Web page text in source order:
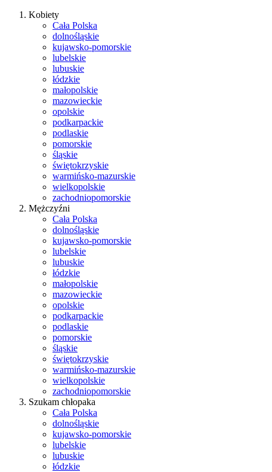
Kobiety
Cała Polska
dolnośląskie
kujawsko-pomorskie
lubelskie
lubuskie
łódzkie
małopolskie
mazowieckie
opolskie
podkarpackie
podlaskie
pomorskie
śląskie
świętokrzyskie
warmińsko-mazurskie
wielkopolskie
zachodniopomorskie
Mężczyźni
Cała Polska
dolnośląskie
kujawsko-pomorskie
lubelskie
lubuskie
łódzkie
małopolskie
mazowieckie
opolskie
podkarpackie
podlaskie
pomorskie
śląskie
świętokrzyskie
warmińsko-mazurskie
wielkopolskie
zachodniopomorskie
Szukam chłopaka
Cała Polska
dolnośląskie
kujawsko-pomorskie
lubelskie
lubuskie
łódzkie